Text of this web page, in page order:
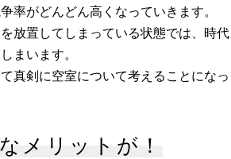
率がどんどん高くなっていきます。
放置してしまっている状態では、時代
まいます。
真剣に空室について考えることになっ
メリットが！